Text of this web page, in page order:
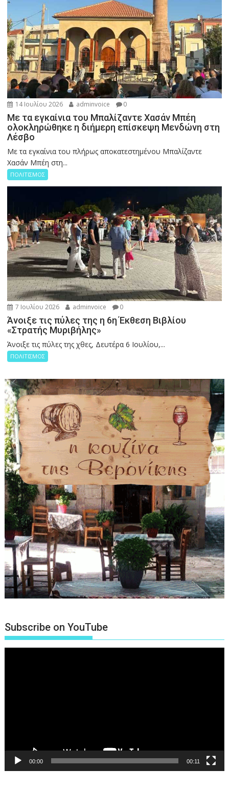
14 Ιουλίου 2026 adminvoice 0
Με τα εγκαίνια του Μπαλίζαντε Χασάν Μπέη
ολοκληρώθηκε η διήμερη επίσκεψη Μενδώνη στη
Λέσβο
Με τα εγκαίνια του πλήρως αποκατεστημένου Μπαλίζαντε
Χασάν Μπέη στη...
ΠΟΛΙΤΙΣΜΟΣ
7 Ιουλίου 2026 adminvoice 0
Άνοιξε τις πύλες της η 6η Έκθεση Βιβλίου
«Στρατής Μυριβήλης»
Άνοιξε τις πύλες της χθες, Δευτέρα 6 Ιουλίου,...
ΠΟΛΙΤΙΣΜΟΣ
Subscribe on YouTube
00:00 00:11